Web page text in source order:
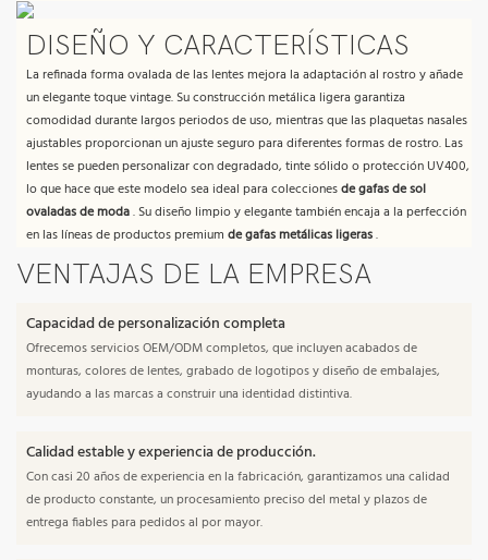
DISEÑO Y CARACTERÍSTICAS
La refinada forma ovalada de las lentes mejora la adaptación al rostro y añade
un elegante toque vintage. Su construcción metálica ligera garantiza
comodidad durante largos periodos de uso, mientras que las plaquetas nasales
ajustables proporcionan un ajuste seguro para diferentes formas de rostro. Las
lentes se pueden personalizar con degradado, tinte sólido o protección UV400,
lo que hace que este modelo sea ideal para coleccionesde gafas de sol
ovaladas de moda. Su diseño limpio y elegante también encaja a la perfección
en las líneas de productos premium de gafas metálicas ligeras.
VENTAJAS DE LA EMPRESA
Capacidad de personalización completa
Ofrecemos servicios OEM/ODM completos, que incluyen acabados de
monturas, colores de lentes, grabado de logotipos y diseño de embalajes,
ayudando a las marcas a construir una identidad distintiva.
Calidad estable y experiencia de producción.
Con casi 20 años de experiencia en la fabricación, garantizamos una calidad
de producto constante, un procesamiento preciso del metal y plazos de
entrega fiables para pedidos al por mayor.